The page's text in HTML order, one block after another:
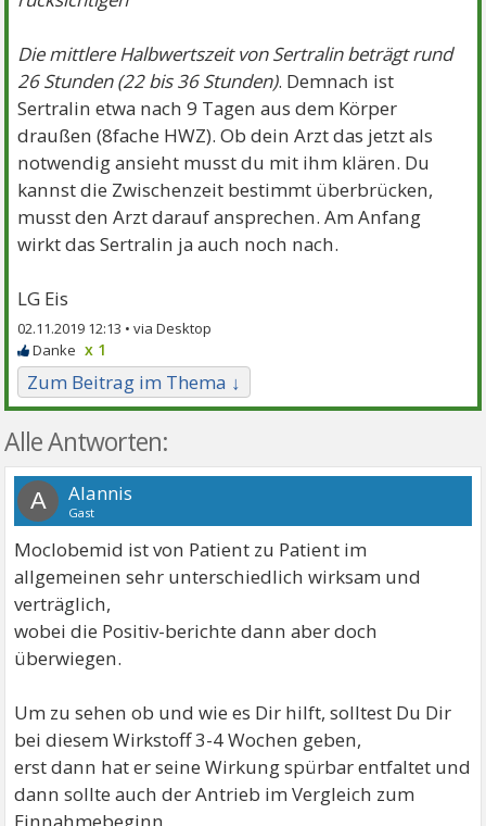
Die mittlere Halbwertszeit von Sertralin beträgt rund
26 Stunden (22 bis 36 Stunden). Demnach ist
Sertralin etwa nach 9 Tagen aus dem Körper
draußen (8fache HWZ). Ob dein Arzt das jetzt als
notwendig ansieht musst du mit ihm klären. Du
kannst die Zwischenzeit bestimmt überbrücken,
musst den Arzt darauf ansprechen. Am Anfang
wirkt das Sertralin ja auch noch nach.
LG Eis
02.11.2019 12:13 •
x 1
Zum Beitrag im Thema ↓
Alle Antworten:
A Alannis
Gast
Moclobemid ist von Patient zu Patient im
allgemeinen sehr unterschiedlich wirksam und
verträglich,
wobei die Positiv-berichte dann aber doch
überwiegen.
Um zu sehen ob und wie es Dir hilft, solltest Du Dir
bei diesem Wirkstoff 3-4 Wochen geben,
erst dann hat er seine Wirkung spürbar entfaltet und
dann sollte auch der Antrieb im Vergleich zum